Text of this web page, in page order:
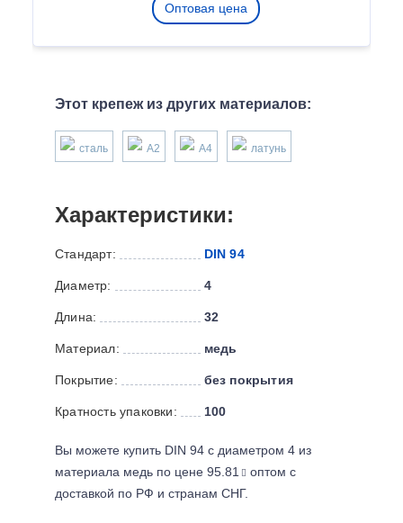
Оптовая цена
Этот крепеж из других материалов:
сталь А2 А4 латунь
Характеристики:
Стандарт: DIN 94
Диаметр: 4
Длина: 32
Материал: медь
Покрытие: без покрытия
Кратность упаковки: 100
Вы можете купить DIN 94 с диаметром 4 из
материала медь по цене 95.81
оптом с
доставкой по РФ и странам СНГ.